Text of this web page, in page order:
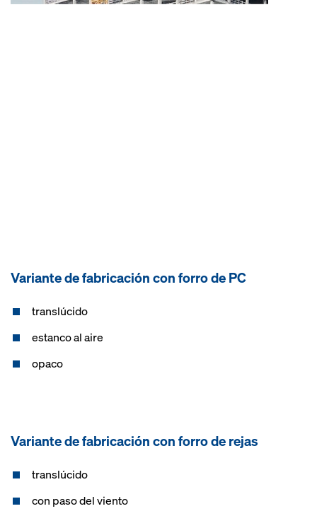
Variante de fabricación con forro de PC
translúcido
estanco al aire
opaco
Variante de fabricación con forro de rejas
translúcido
con paso del viento